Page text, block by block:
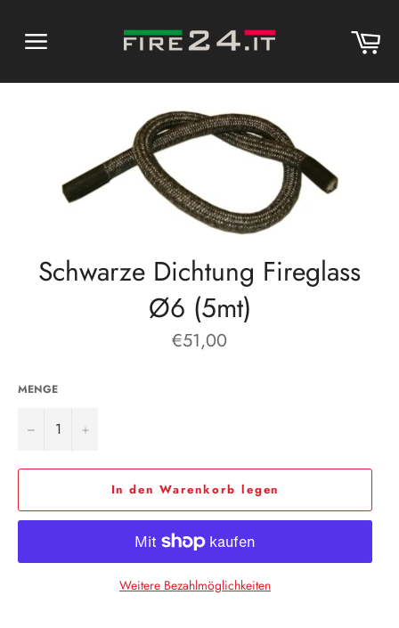
Inhalt
Schwarze Dichtung Fireglass
Ø6 (5mt)
Normaler
Preis
€51,00
MENGE
− +
In den Warenkorb legen
Weitere Bezahlmöglichkeiten